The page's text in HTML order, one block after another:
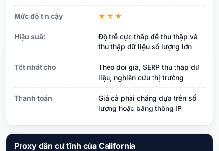
Mức độ tin cậy ★☆★
Hiệu suất
Độ trễ cực thấp để thu thập và
thu thập dữ liệu số lượng lớn
Tốt nhất cho
Theo dõi giá, SERP thu thập dữ
liệu, nghiên cứu thị trường
Thanh toán
Giá cả phải chăng dựa trên số
lượng hoặc băng thông IP
Proxy dân cư tĩnh của California